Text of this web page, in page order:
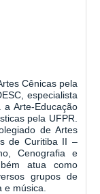
Cênicas pela
especialista
Arte-Educação
pela UFPR.
de Artes
de Curitiba II –
Cenografia e
atua como
grupos de
música.